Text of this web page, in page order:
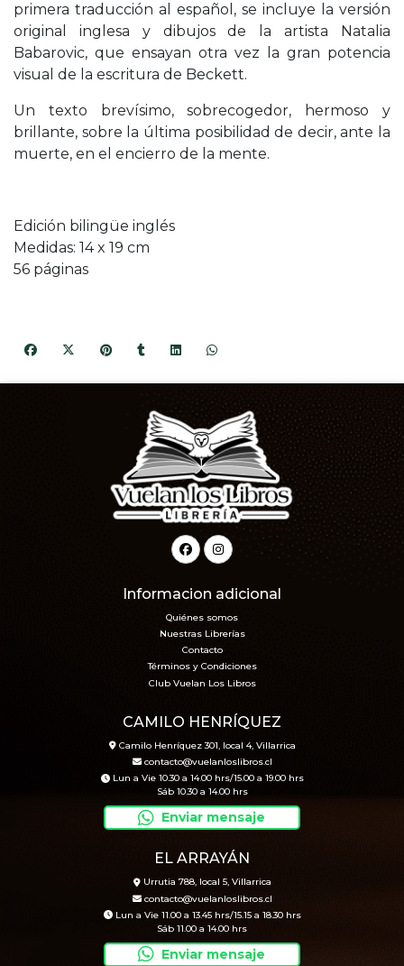
primera traducción al español, se incluye la versión
original inglesa y dibujos de la artista Natalia
Babarovic, que ensayan otra vez la gran potencia
visual de la escritura de Beckett.
Un texto brevísimo, sobrecogedor, hermoso y
brillante, sobre la última posibilidad de decir, ante la
muerte, en el encierro de la mente.
Edición bilingüe inglés
Medidas: 14 x 19 cm
56 páginas
Informacion adicional
Quiénes somos
Nuestras Librerías
Contacto
Términos y Condiciones
Club Vuelan Los Libros
CAMILO HENRÍQUEZ
Camilo Henríquez 301, local 4, Villarrica
contacto@vuelanloslibros.cl
Lun a Vie 10.30 a 14.00 hrs/15.00 a 19.00 hrs
Sáb 10.30 a 14.00 hrs
Enviar mensaje
EL ARRAYÁN
Urrutia 788, local 5, Villarrica
contacto@vuelanloslibros.cl
Lun a Vie 11.00 a 13.45 hrs/15.15 a 18.30 hrs
Sáb 11.00 a 14.00 hrs
Enviar mensaje